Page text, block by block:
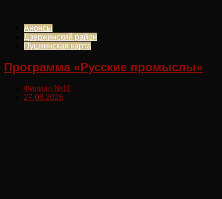
Анонсы
Дзержинский район
Пушкинская карта
Программа «Русские промыслы»
Филиал №11
27.08.2026